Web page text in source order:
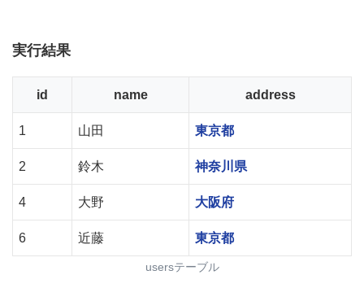
実行結果
id name address
1 山田 東京都
2 鈴木 神奈川県
4 大野 大阪府
6 近藤 東京都
usersテーブル